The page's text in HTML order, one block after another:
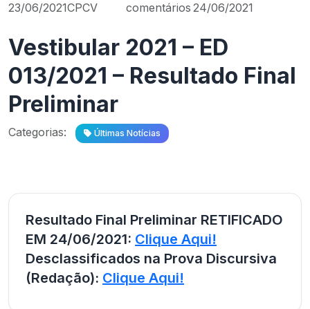
23/06/2021CPCV
comentários 24/06/2021
Vestibular 2021 – ED
013/2021 – Resultado Final
Preliminar
Categorias: Últimas Notícias
Resultado Final Preliminar RETIFICADO
EM 24/06/2021: Clique Aqui!
Desclassificados na Prova Discursiva
(Redação): Clique Aqui!